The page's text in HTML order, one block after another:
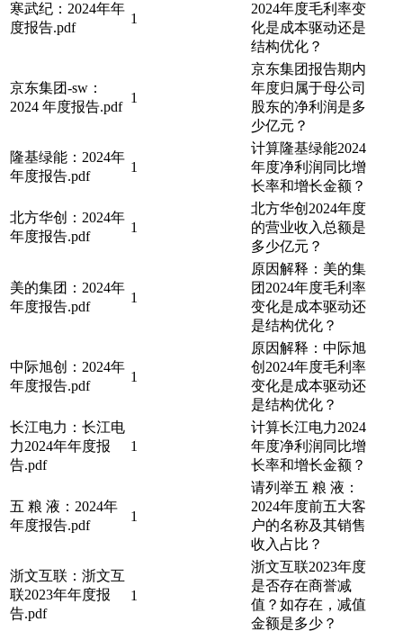
寒武纪：2024年年
度报告.pdf
1
2024年度毛利率变
化是成本驱动还是
结构优化？
京东集团-sw：
2024 年度报告.pdf
1
京东集团报告期内
年度归属于母公司
股东的净利润是多
少亿元？
隆基绿能：2024年
年度报告.pdf
1
计算隆基绿能2024
年度净利润同比增
长率和增长金额？
北方华创：2024年
年度报告.pdf
1
北方华创2024年度
的营业收入总额是
多少亿元？
美的集团：2024年
年度报告.pdf
1
原因解释：美的集
团2024年度毛利率
变化是成本驱动还
是结构优化？
中际旭创：2024年
年度报告.pdf
1
原因解释：中际旭
创2024年度毛利率
变化是成本驱动还
是结构优化？
长江电力：长江电
力2024年年度报
告.pdf
1
计算长江电力2024
年度净利润同比增
长率和增长金额？
五 粮 液：2024年
年度报告.pdf
1
请列举五 粮 液：
2024年度前五大客
户的名称及其销售
收入占比？
浙文互联：浙文互
联2023年年度报
告.pdf
1
浙文互联2023年度
是否存在商誉减
值？如存在，减值
金额是多少？